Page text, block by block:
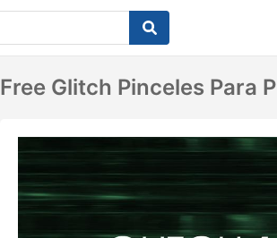
Free Glitch Pinceles Para